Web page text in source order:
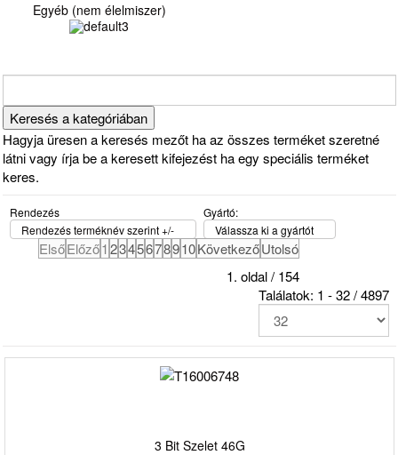
Egyéb (nem élelmiszer)
Hagyja üresen a keresés mezőt ha az összes terméket szeretné
látni vagy írja be a keresett kifejezést ha egy speciális terméket
keres.
Rendezés
Rendezés terméknév szerint +/-
Gyártó:
Válassza ki a gyártót
ElsőElőző12345678910KövetkezőUtolsó
1. oldal / 154
Találatok: 1 - 32 / 4897
3 Bit Szelet 46G